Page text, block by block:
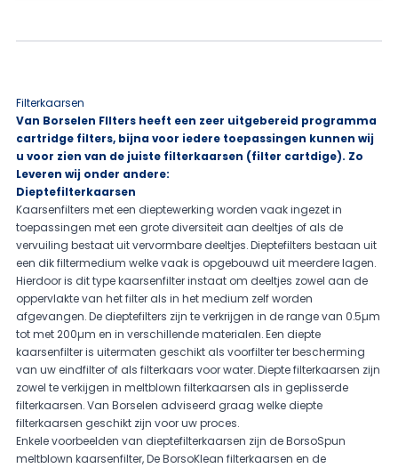
Filterkaarsen
Van Borselen FIlters heeft een zeer uitgebereid programma
cartridge filters, bijna voor iedere toepassingen kunnen wij
u voor zien van de juiste filterkaarsen (filter cartdige). Zo
Leveren wij onder andere:
Dieptefilterkaarsen
Kaarsenfilters met een dieptewerking worden vaak ingezet in
toepassingen met een grote diversiteit aan deeltjes of als de
vervuiling bestaat uit vervormbare deeltjes. Dieptefilters bestaan uit
een dik filtermedium welke vaak is opgebouwd uit meerdere lagen.
Hierdoor is dit type kaarsenfilter instaat om deeltjes zowel aan de
oppervlakte van het filter als in het medium zelf worden
afgevangen. De dieptefilters zijn te verkrijgen in de range van 0.5µm
tot met 200µm en in verschillende materialen. Een diepte
kaarsenfilter is uitermaten geschikt als voorfilter ter bescherming
van uw eindfilter of als filterkaars voor water. Diepte filterkaarsen zijn
zowel te verkijgen in meltblown filterkaarsen als in geplisserde
filterkaarsen. Van Borselen adviseerd graag welke diepte
filterkaarsen geschikt zijn voor uw proces.
Enkele voorbeelden van dieptefilterkaarsen zijn de BorsoSpun
meltblown kaarsenfilter, De BorsoKlean filterkaarsen en de